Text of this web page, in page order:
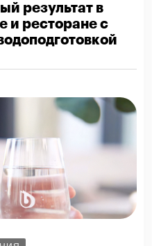
результат в
и ресторане с